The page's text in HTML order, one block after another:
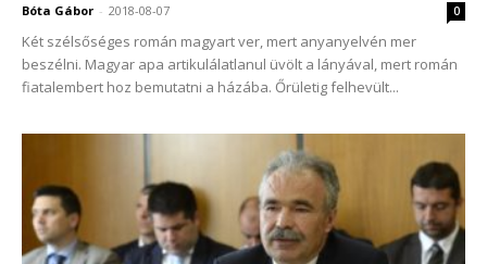
Bóta Gábor - 2018-08-07 0
Két szélsőséges román magyart ver, mert anyanyelvén mer
beszélni. Magyar apa artikulálatlanul üvölt a lányával, mert román
fiatalembert hoz bemutatni a házába. Őrületig felhevült...